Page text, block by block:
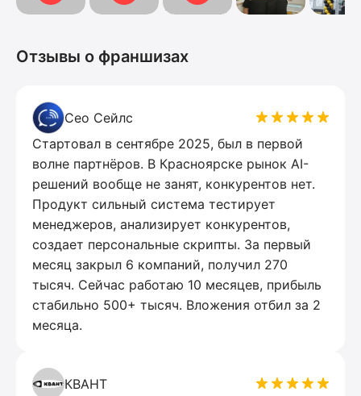
Отзыв о франшизе
Отзывы о франшизах
Сео Сейлс
Стартовал в сентябре 2025, был в первой
волне партнёров. В Красноярске рынок AI-
решений вообще не занят, конкурентов нет.
Продукт сильный система тестирует
менеджеров, анализирует конкурентов,
создает персональные скрипты. За первый
месяц закрыл 6 компаний, получил 270
тысяч. Сейчас работаю 10 месяцев, прибыль
стабильно 500+ тысяч. Вложения отбил за 2
месяца.
КВАНТ